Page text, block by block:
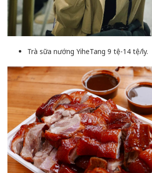
Trà sữa nướng YiheTang 9 tệ-14 tệ/ly.